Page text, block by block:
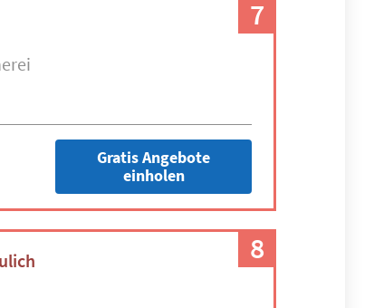
7
Gratis Angebote
einholen
8